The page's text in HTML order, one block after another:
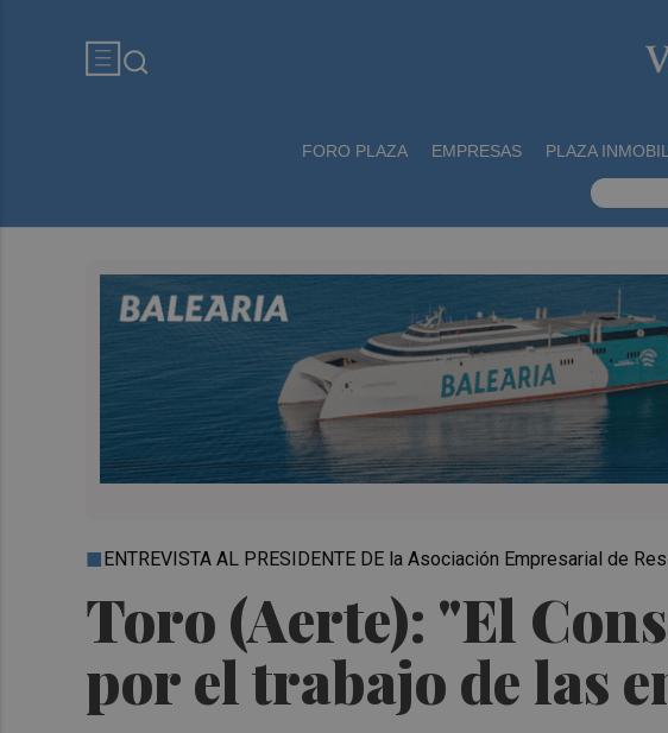
FORO PLAZA EMPRESAS PLAZA
Toro (Aerte): "El
por el trabajo de las
ENTREVISTA AL PRESIDENTE DE la Asociación Empresarial de